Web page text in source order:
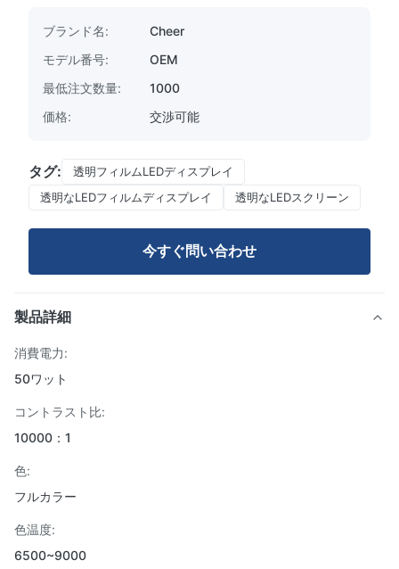
ブランド名:
Cheer
モデル番号:
OEM
最低注文数量:
1000
価格:
交渉可能
タグ:
透明フィルムLEDディスプレイ
透明なLEDフィルムディスプレイ
透明なLEDスクリーン
今すぐ問い合わせ
製品詳細
消費電力:
50ワット
コントラスト比:
10000：1
色:
フルカラー
色温度:
6500~9000